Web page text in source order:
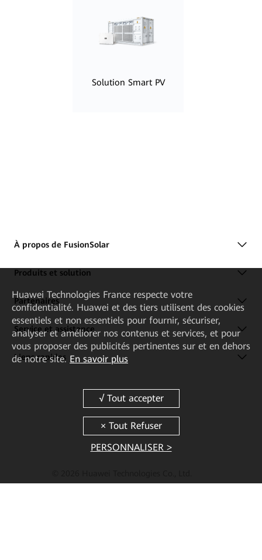
Solution Smart PV
À propos de FusionSolar
Produits et solution
Partenaires
Service et assistance
Liens rapides
Huawei Technologies France respecte votre
confidentialité. Huawei et des tiers utilisent des cookies
essentiels et non essentiels pour fournir, sécuriser,
analyser et améliorer nos contenus et services, et pour
vous proposer des publicités pertinentes sur et en dehors
de notre site. En savoir plus
PERSONNALISER >